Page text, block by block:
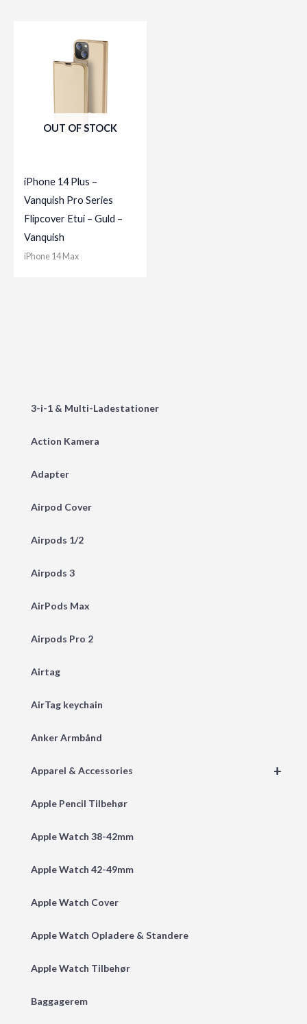
3-i-1 & Multi-Ladestationer
Action Kamera
Adapter
Airpod Cover
Airpods 1/2
Airpods 3
AirPods Max
Airpods Pro 2
Airtag
AirTag keychain
Anker Armbånd
+
Apparel & Accessories
Apple Pencil Tilbehør
Apple Watch 38-42mm
Apple Watch 42-49mm
Apple Watch Cover
Apple Watch Opladere & Standere
Apple Watch Tilbehør
Baggagerem
OUT OF STOCK
iPhone 14 Plus –
Vanquish Pro Series
Flipcover Etui – Guld –
Vanquish
iPhone 14 Max